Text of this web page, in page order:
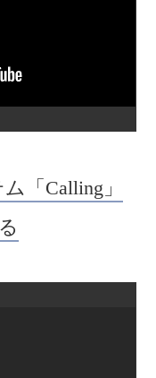
「Calling」